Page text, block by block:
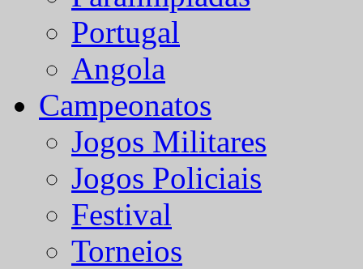
Portugal
Angola
Campeonatos
Jogos Militares
Jogos Policiais
Festival
Torneios